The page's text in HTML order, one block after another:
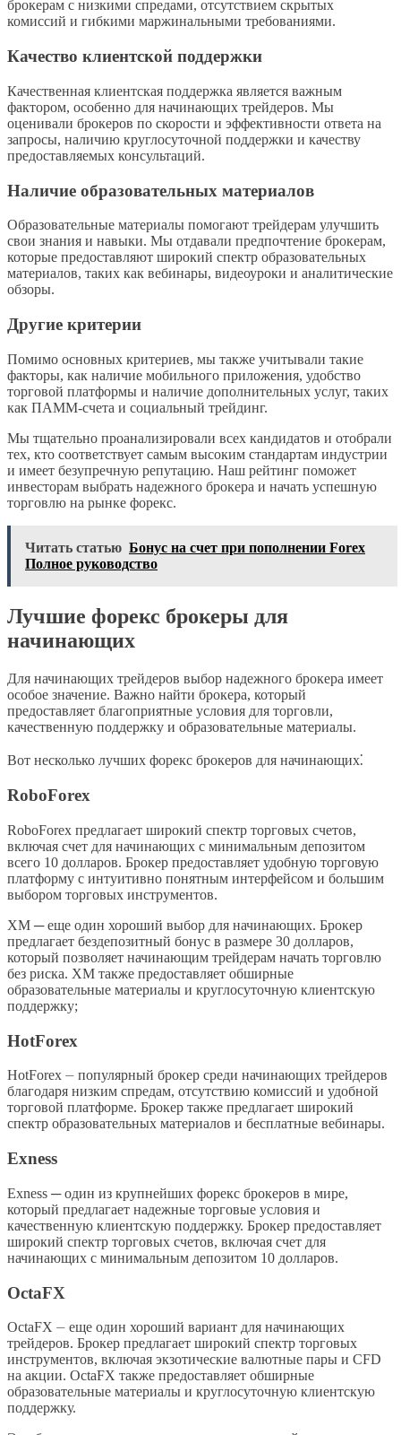
брокерам с низкими спредами, отсутствием скрытых
комиссий и гибкими маржинальными требованиями.
Качество клиентской поддержки
Качественная клиентская поддержка является важным
фактором, особенно для начинающих трейдеров. Мы
оценивали брокеров по скорости и эффективности ответа на
запросы, наличию круглосуточной поддержки и качеству
предоставляемых консультаций.
Наличие образовательных материалов
Образовательные материалы помогают трейдерам улучшить
свои знания и навыки. Мы отдавали предпочтение брокерам,
которые предоставляют широкий спектр образовательных
материалов, таких как вебинары, видеоуроки и аналитические
обзоры.
Другие критерии
Помимо основных критериев, мы также учитывали такие
факторы, как наличие мобильного приложения, удобство
торговой платформы и наличие дополнительных услуг, таких
как ПАММ-счета и социальный трейдинг.
Мы тщательно проанализировали всех кандидатов и отобрали
тех, кто соответствует самым высоким стандартам индустрии
и имеет безупречную репутацию. Наш рейтинг поможет
инвесторам выбрать надежного брокера и начать успешную
торговлю на рынке форекс.
Читать статью Бонус на счет при пополнении Forex
Полное руководство
Лучшие форекс брокеры для
начинающих
Для начинающих трейдеров выбор надежного брокера имеет
особое значение. Важно найти брокера, который
предоставляет благоприятные условия для торговли,
качественную поддержку и образовательные материалы.
Вот несколько лучших форекс брокеров для начинающих⁚
RoboForex
RoboForex предлагает широкий спектр торговых счетов,
включая счет для начинающих с минимальным депозитом
всего 10 долларов. Брокер предоставляет удобную торговую
платформу с интуитивно понятным интерфейсом и большим
выбором торговых инструментов.
XM ─ еще один хороший выбор для начинающих. Брокер
предлагает бездепозитный бонус в размере 30 долларов,
который позволяет начинающим трейдерам начать торговлю
без риска. XM также предоставляет обширные
образовательные материалы и круглосуточную клиентскую
поддержку;
HotForex
HotForex ⏤ популярный брокер среди начинающих трейдеров
благодаря низким спредам, отсутствию комиссий и удобной
торговой платформе. Брокер также предлагает широкий
спектр образовательных материалов и бесплатные вебинары.
Exness
Exness ─ один из крупнейших форекс брокеров в мире,
который предлагает надежные торговые условия и
качественную клиентскую поддержку. Брокер предоставляет
широкий спектр торговых счетов, включая счет для
начинающих с минимальным депозитом 10 долларов.
OctaFX
OctaFX ⏤ еще один хороший вариант для начинающих
трейдеров. Брокер предлагает широкий спектр торговых
инструментов, включая экзотические валютные пары и CFD
на акции. OctaFX также предоставляет обширные
образовательные материалы и круглосуточную клиентскую
поддержку.